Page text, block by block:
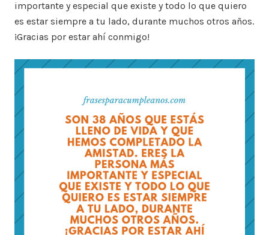
importante y especial que existe y todo lo que quiero
es estar siempre a tu lado, durante muchos otros años.
¡Gracias por estar ahí conmigo!